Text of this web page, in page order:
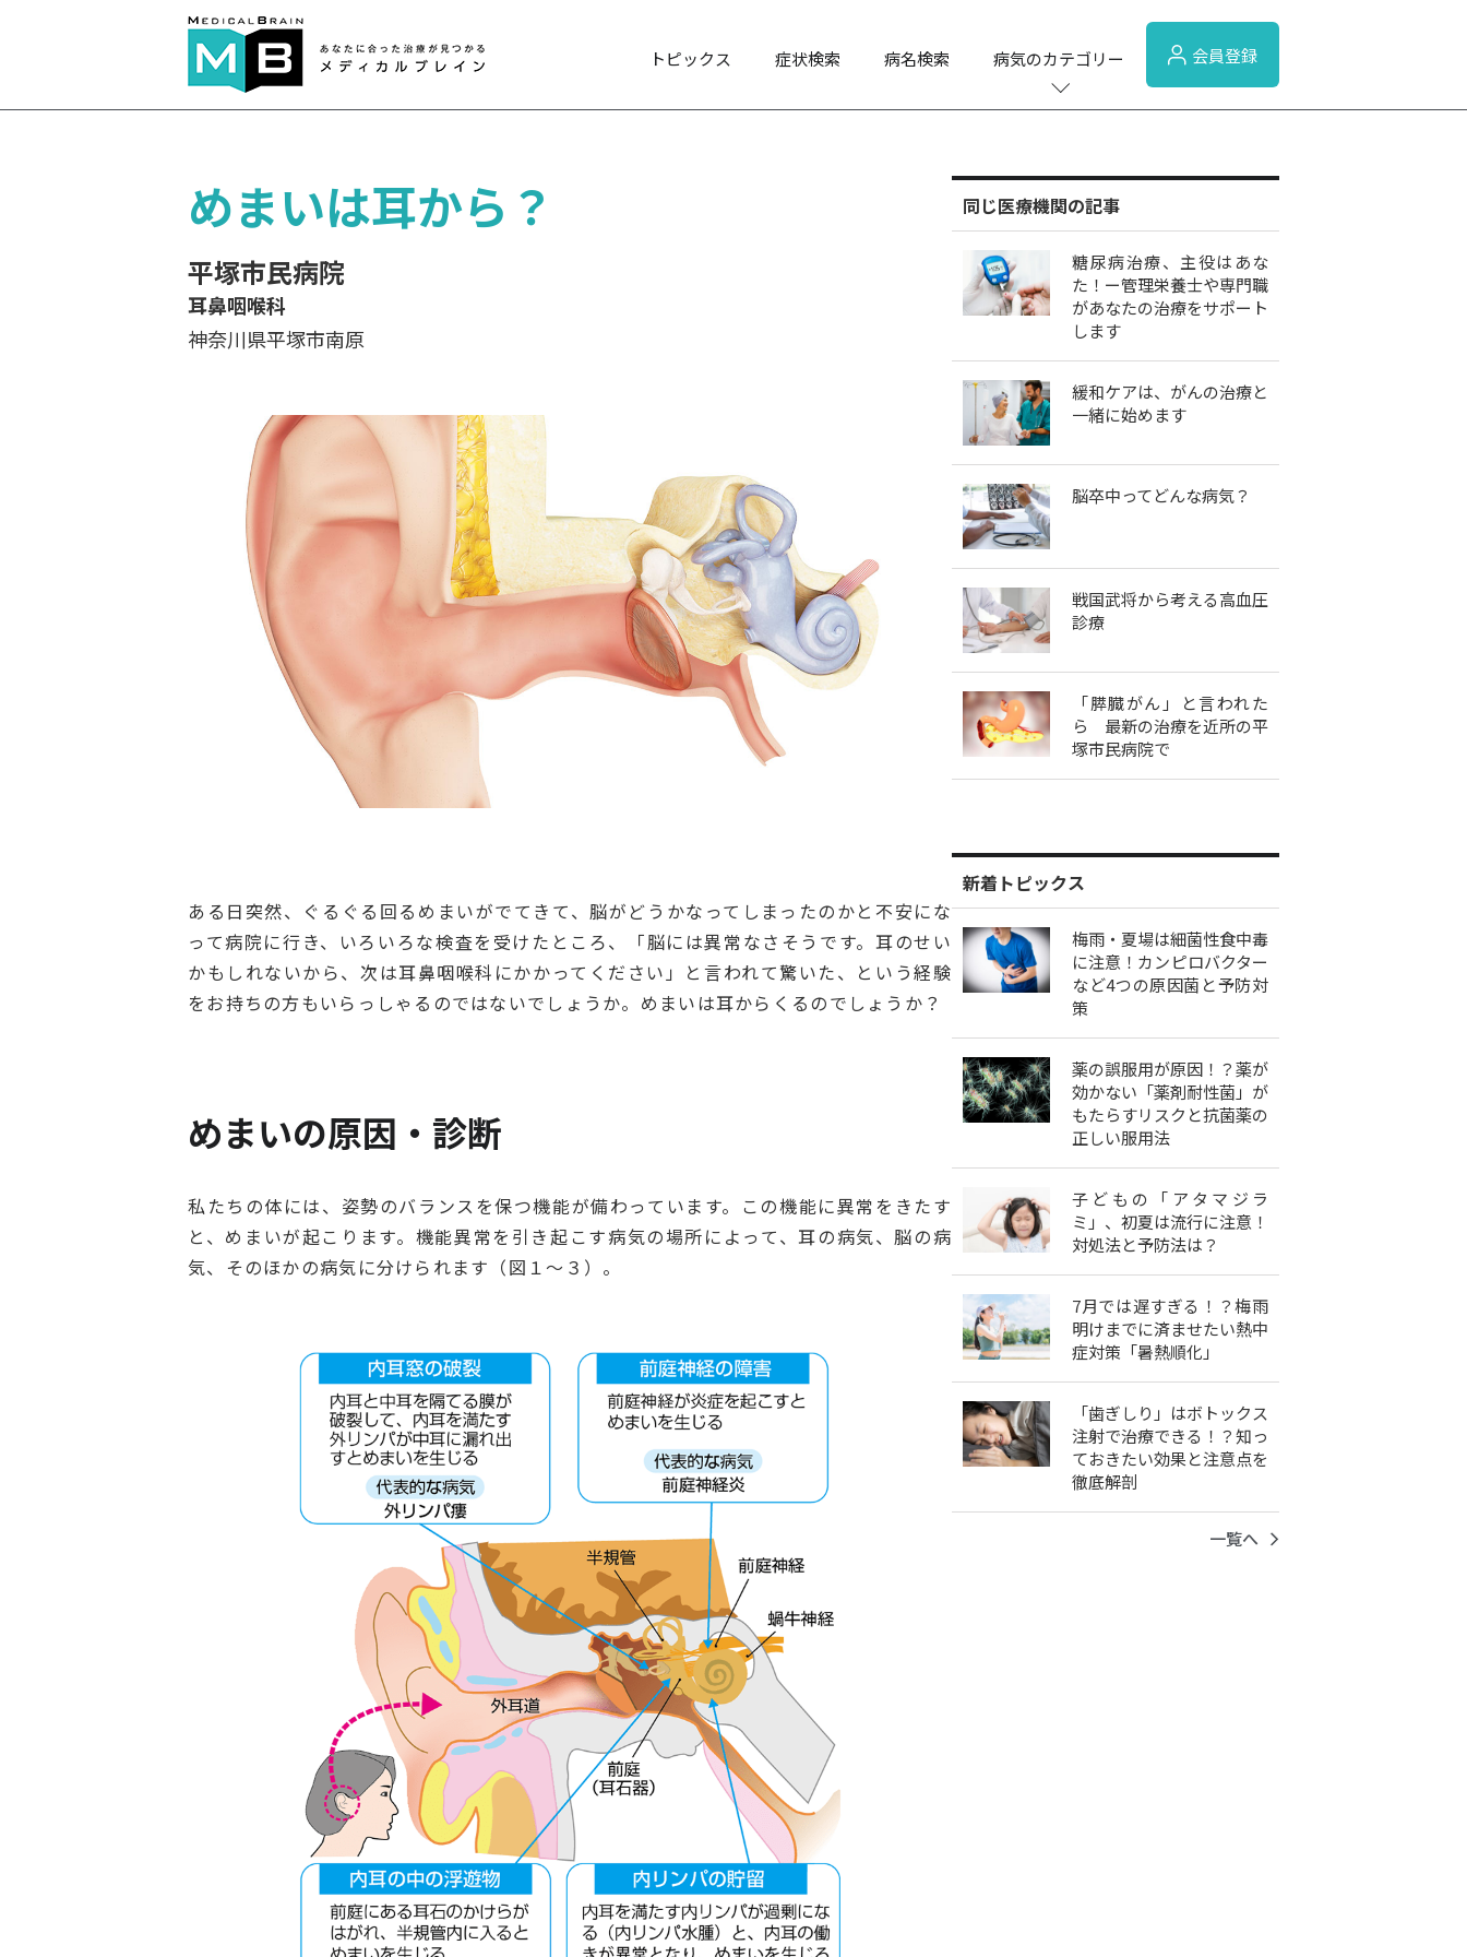
トピックス 症状検索 病名検索 病気のカテゴリー 会員登録
めまいは耳から？
平塚市民病院
耳鼻咽喉科
神奈川県平塚市南原
ある日突然、ぐるぐる回るめまいがでてきて、脳がどうかなってしまったのかと不安にな
って病院に行き、いろいろな検査を受けたところ、「脳には異常なさそうです。耳のせい
かもしれないから、次は耳鼻咽喉科にかかってください」と言われて驚いた、という経験
をお持ちの方もいらっしゃるのではないでしょうか。めまいは耳からくるのでしょうか？
めまいの原因・診断
私たちの体には、姿勢のバランスを保つ機能が備わっています。この機能に異常をきたす
と、めまいが起こります。機能異常を引き起こす病気の場所によって、耳の病気、脳の病
気、そのほかの病気に分けられます（図１～３）。
同じ医療機関の記事
糖尿病治療、主役はあな
た！ー管理栄養士や専門職
があなたの治療をサポート
します
緩和ケアは、がんの治療と
一緒に始めます
脳卒中ってどんな病気？
戦国武将から考える高血圧
診療
「膵臓がん」と言われた
ら 最新の治療を近所の平
塚市民病院で
新着トピックス
梅雨・夏場は細菌性食中毒
に注意！カンピロバクター
など4つの原因菌と予防対
策
薬の誤服用が原因！？薬が
効かない「薬剤耐性菌」が
もたらすリスクと抗菌薬の
正しい服用法
子どもの「アタマジラ
ミ」、初夏は流行に注意！
対処法と予防法は？
7月では遅すぎる！？梅雨
明けまでに済ませたい熱中
症対策「暑熱順化」
「歯ぎしり」はボトックス
注射で治療できる！？知っ
ておきたい効果と注意点を
徹底解剖
一覧へ